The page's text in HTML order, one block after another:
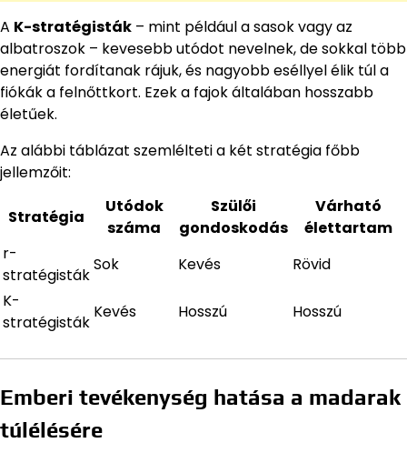
A K-stratégisták – mint például a sasok vagy az
albatroszok – kevesebb utódot nevelnek, de sokkal több
energiát fordítanak rájuk, és nagyobb eséllyel élik túl a
fiókák a felnőttkort. Ezek a fajok általában hosszabb
életűek.
Az alábbi táblázat szemlélteti a két stratégia főbb
jellemzőit:
Stratégia
Utódok
száma
Szülői
gondoskodás
Várható
élettartam
r-
stratégisták
Sok Kevés
Rövid
K-
stratégisták
Kevés Hosszú Hosszú
Emberi tevékenység hatása a madarak
túlélésére